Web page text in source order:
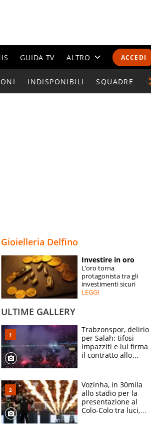
ACCEDI
GUIDA TV ALTRO
CALENDARI E
ESPERTI
CONTATTI
INDISPONIBILI SQUADRE
Gioielleria Delfino
Investire in oro
L’oro torna
protagonista tra gli
investimenti sicuri
LEGGI
ULTIME GALLERY
Trabzonspor, delirio
per Salah: tifosi
impazziti e lui firma
il contratto allo
Vozinha, in 30mila
allo stadio per la
presentazione al
Colo-Colo tra luci,